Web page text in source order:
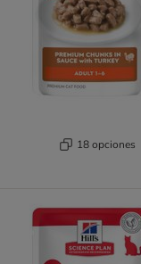
18 opciones